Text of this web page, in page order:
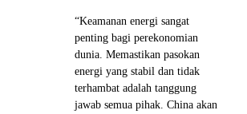
“Keamanan energi sangat
penting bagi perekonomian
dunia. Memastikan pasokan
energi yang stabil dan tidak
terhambat adalah tanggung
jawab semua pihak. China akan